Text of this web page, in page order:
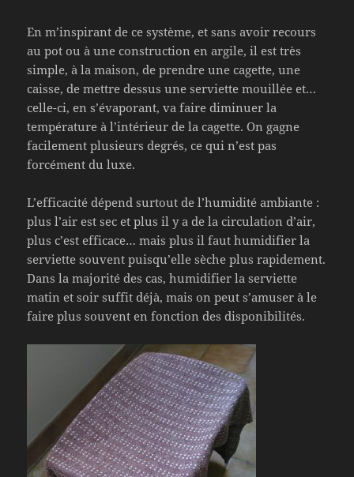
En m’inspirant de ce système, et sans avoir recours
au pot ou à une construction en argile, il est très
simple, à la maison, de prendre une cagette, une
caisse, de mettre dessus une serviette mouillée et…
celle-ci, en s’évaporant, va faire diminuer la
température à l’intérieur de la cagette. On gagne
facilement plusieurs degrés, ce qui n’est pas
forcément du luxe.
L’efficacité dépend surtout de l’humidité ambiante :
plus l’air est sec et plus il y a de la circulation d’air,
plus c’est efficace… mais plus il faut humidifier la
serviette souvent puisqu’elle sèche plus rapidement.
Dans la majorité des cas, humidifier la serviette
matin et soir suffit déjà, mais on peut s’amuser à le
faire plus souvent en fonction des disponibilités.